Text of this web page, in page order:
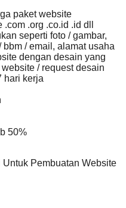
paket website
.org .co.id .id dll
seperti foto / gambar,
/ email, alamat usaha
dengan desain yang
/ request desain
hari kerja
50%
Pembuatan Website